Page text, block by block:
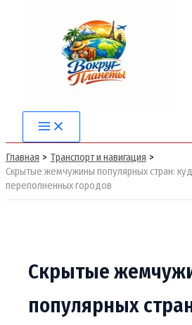
содержимому
Main
Menu
Главная
Транспорт и навигация
Скрытые жемчужины популярных стран:
переполненных городов
Скрытые
популярных